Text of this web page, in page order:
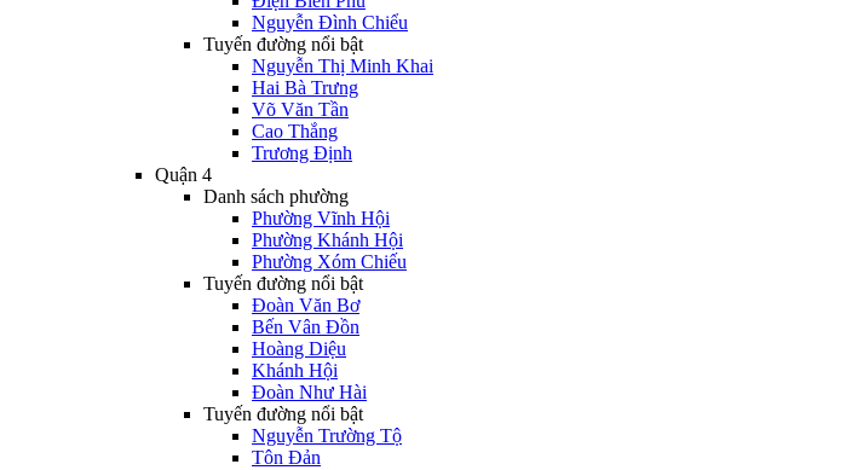
Nguyễn Đình Chiểu
Tuyến đường nổi bật
Nguyễn Thị Minh Khai
Hai Bà Trưng
Võ Văn Tần
Cao Thắng
Trương Định
Quận 4
Danh sách phường
Phường Vĩnh Hội
Phường Khánh Hội
Phường Xóm Chiếu
Tuyến đường nổi bật
Đoàn Văn Bơ
Bến Vân Đồn
Hoàng Diệu
Khánh Hội
Đoàn Như Hài
Tuyến đường nổi bật
Nguyễn Trường Tộ
Tôn Đản